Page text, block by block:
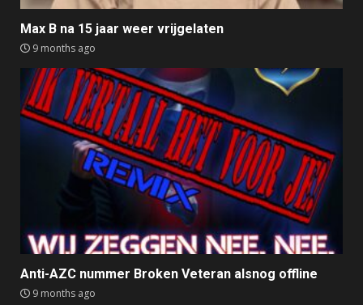
Max B na 15 jaar weer vrijgelaten
9 months ago
Anti-AZC nummer Broken Veteran alsnog offline
9 months ago